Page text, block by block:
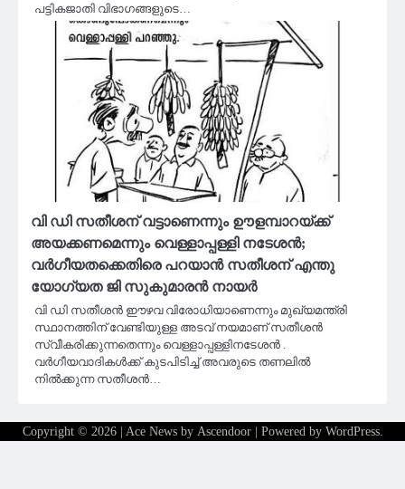
പട്ടികജാതി വിഭാഗങ്ങളുടെ…
വി ഡി സതീശന് വട്ടാണെന്നും ഊളമ്പാറയ്ക്ക്
അയക്കണമെന്നും വെള്ളാപ്പള്ളി നടേശൻ;
വര്‍ഗീയതക്കെതിരെ പറയാന്‍ സതീശന് എന്തു
യോഗ്യത ജി സുകുമാരൻ നായർ
വി ഡി സതീശൻ ഈഴവ വിരോധിയാണെന്നും മുഖ്യമന്ത്രി
സ്ഥാനത്തിന് വേണ്ടിയുള്ള അടവ് നയമാണ് സതീശൻ
സ്വീകരിക്കുന്നതെന്നും വെള്ളാപ്പള്ളിനടേശൻ .
വർഗീയവാദികൾക്ക് കുടപിടിച്ച് അവരുടെ തണലിൽ
നിൽക്കുന്ന സതീശൻ…
Copyright © 2026 | Ace News by Ascendoor| Powered by WordPress.